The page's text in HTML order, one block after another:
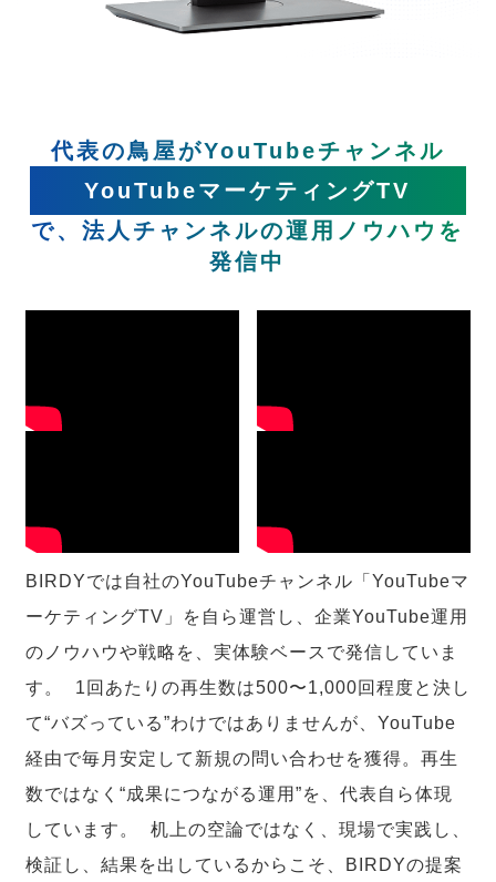
代表の鳥屋がYouTubeチャンネル
YouTubeマーケティングTV
で、法人チャンネルの運用ノウハウを
発信中
BIRDYでは自社のYouTubeチャンネル「YouTubeマ
ーケティングTV」を自ら運営し、企業YouTube運用
のノウハウや戦略を、実体験ベースで発信していま
す。 1回あたりの再生数は500〜1,000回程度と決し
て“バズっている”わけではありませんが、YouTube
経由で毎月安定して新規の問い合わせを獲得。再生
数ではなく“成果につながる運用”を、代表自ら体現
しています。 机上の空論ではなく、現場で実践し、
検証し、結果を出しているからこそ、BIRDYの提案